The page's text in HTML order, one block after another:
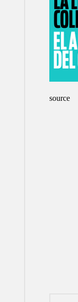
source